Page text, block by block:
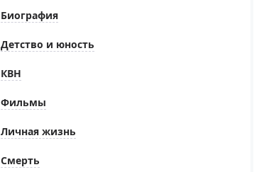
Биография
Детство и юность
КВН
Фильмы
Личная жизнь
Смерть